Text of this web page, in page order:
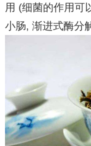
用 (细菌的作用可
小肠, 渐进式酶分